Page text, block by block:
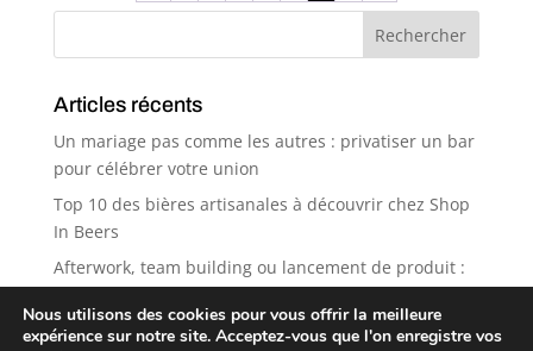
Articles récents
Un mariage pas comme les autres : privatiser un bar
pour célébrer votre union
Top 10 des bières artisanales à découvrir chez Shop
In Beers
Afterwork, team building ou lancement de produit :
5 bonnes raisons de privatiser un bar pour votre
Nous utilisons des cookies pour vous offrir la meilleure
expérience sur notre site. Acceptez-vous que l'on enregistre vos